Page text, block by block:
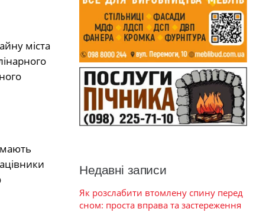
міста
Недавні записи
Як розслабити втомлену спину перед
сном: проста вправа та застереження